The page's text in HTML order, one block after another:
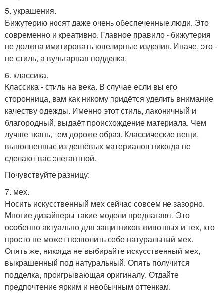
5. украшения.
Бижутерию носят даже очень обеспеченные люди. Это
современно и креативно. Главное правило - бижутерия
не должна имитировать ювелирные изделия. Иначе, это -
не стиль, а вульгарная подделка.
6. классика.
Классика - стиль на века. В случае если вы его
сторонница, вам как никому придётся уделить внимание
качеству одежды. Именно этот стиль, лаконичный и
благородный, выдаёт происхождение материала. Чем
лучше ткань, тем дороже образ. Классические вещи,
выполненные из дешёвых материалов никогда не
сделают вас элегантной.
Почувствуйте разницу:
7. мех.
Носить искусственный мех сейчас совсем не зазорно.
Многие дизайнеры такие модели предлагают. Это
особенно актуально для защитников животных и тех, кто
просто не может позволить себе натуральный мех.
Опять же, никогда не выбирайте искусственный мех,
выкрашенный под натуральный. Опять получится
подделка, проигрывающая оригиналу. Отдайте
предпочтение ярким и необычным оттенкам.